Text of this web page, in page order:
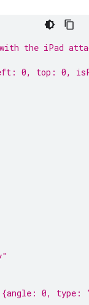
with the iPad
0, top: 0,
0, type: